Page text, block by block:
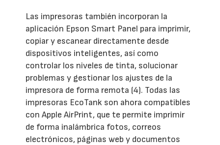
Las impresoras también incorporan la
aplicación Epson Smart Panel para imprimir,
copiar y escanear directamente desde
dispositivos inteligentes, así como
controlar los niveles de tinta, solucionar
problemas y gestionar los ajustes de la
impresora de forma remota (4). Todas las
impresoras EcoTank son ahora compatibles
con Apple AirPrint, que te permite imprimir
de forma inalámbrica fotos, correos
electrónicos, páginas web y documentos